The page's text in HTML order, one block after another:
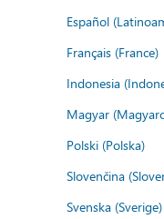
Español
Français (France)
Indonesia
Magyar
Polski (Polska)
Slovenčina
Svenska (Sverige)